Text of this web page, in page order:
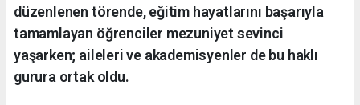
düzenlenen törende, eğitim hayatlarını başarıyla
tamamlayan öğrenciler mezuniyet sevinci
yaşarken; aileleri ve akademisyenler de bu haklı
gurura ortak oldu.